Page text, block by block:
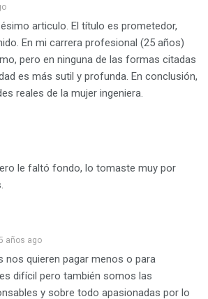
articulo. El título es prometedor,
En mi carrera profesional (25 años)
pero en ninguna de las formas citadas
es más sutil y profunda. En conclusión,
reales de la mujer ingeniera.
le faltó fondo, lo tomaste muy por
5 años ago
nos quieren pagar menos o para
difícil pero también somos las
y sobre todo apasionadas por lo